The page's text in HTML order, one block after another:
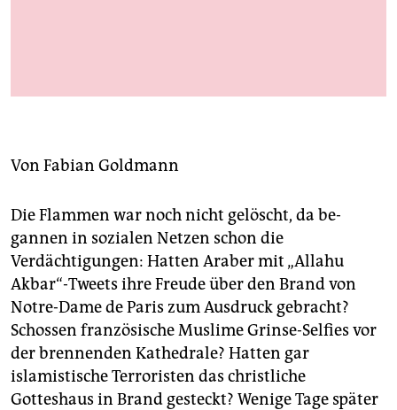
shop
unterstützen
abo
genossenschaft
epaper login
Von Fabian Goldmann
Die Flammen war noch nicht gelöscht, da be­
gannen in sozialen Netzen schon die
Verdächtigungen: Hatten Araber mit „Allahu
Akbar“-Tweets ihre Freude über den Brand von
Notre-Dame de Paris zum Ausdruck gebracht?
Schossen französische Muslime Grinse-Selfies vor
der brennenden Kathedrale? Hatten gar
islamistische Terroristen das christliche
Gotteshaus in Brand gesteckt? Wenige Tage später